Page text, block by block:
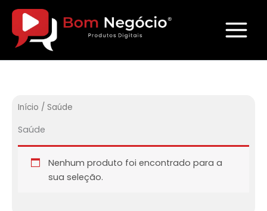
conteúdo
Início / Saúde
Saúde
Nenhum produto foi encontrado para a
sua seleção.